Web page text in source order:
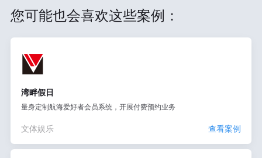
您可能也会喜欢这些案例：
湾畔假日
量身定制航海爱好者会员系统，开展付费预约业务
文体娱乐 查看案例